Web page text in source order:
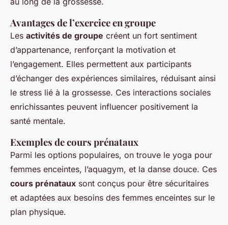
Avantages de l’exercice en groupe
Les activités de groupe créent un fort sentiment
d’appartenance, renforçant la motivation et
l’engagement. Elles permettent aux participants
d’échanger des expériences similaires, réduisant ainsi
le stress lié à la grossesse. Ces interactions sociales
enrichissantes peuvent influencer positivement la
santé mentale.
Exemples de cours prénataux
Parmi les options populaires, on trouve le yoga pour
femmes enceintes, l’aquagym, et la danse douce. Ces
cours prénataux sont conçus pour être sécuritaires
et adaptées aux besoins des femmes enceintes sur le
plan physique.